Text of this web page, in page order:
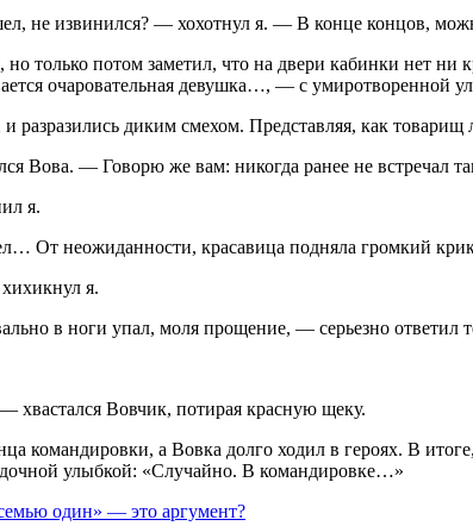
не извинился? — хохотнул я. — В конце концов,
только потом заметил, что на двери кабинки нет
очаровательная девушка…, — с умиротворенной
разразились диким смехом. Представляя, как товарищ
Вова. — Говорю же вам: никогда ранее не встречал
я.
От неожиданности, красавица подняла громкий
я.
в ноги упал, моля прощение, — серьезно ответил
Вовчик, потирая красную щеку.
командировки, а Вовка долго ходил в героях. В
улыбкой: «Случайно. В командировке…»
один» — это аргумент?